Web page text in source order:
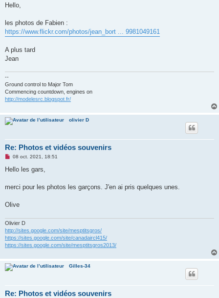
s
g
n
u
Hello,
les photos de Fabien :
https://www.flickr.com/photos/jean_bort ... 9981049161
A plus tard
Jean
--
Ground control to Major Tom
Commencing countdown, engines on
http://modelesrc.blogspot.fr/
olivier D
Re: Photos et vidéos souvenirs
M
s
g
o
u
08 oct. 2021, 18:51
Hello les gars,
merci pour les photos les garçons. J'en ai pris quelques unes.
Olive
Olivier D
http://sites.google.com/site/mesptitsgros/
https://sites.google.com/site/canadaircl415/
https://sites.google.com/site/mesptitsgros2013/
Gilles-34
Re: Photos et vidéos souvenirs